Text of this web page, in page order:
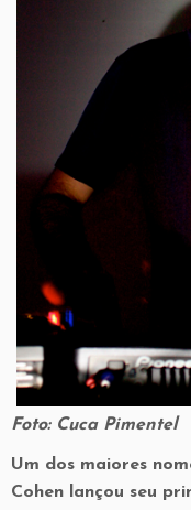
Foto: Cuca Pimentel
Um dos maiores
Cohen lançou seu